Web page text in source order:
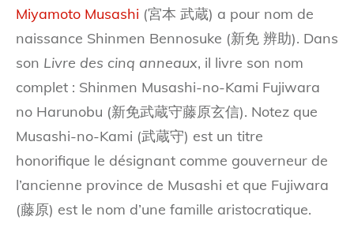
Miyamoto Musashi (宮本 武蔵) a pour nom de
naissance Shinmen Bennosuke (新免 辨助). Dans
son Livre des cinq anneaux, il livre son nom
complet : Shinmen Musashi-no-Kami Fujiwara
no Harunobu (新免武蔵守藤原玄信). Notez que
Musashi-no-Kami (武蔵守) est un titre
honorifique le désignant comme gouverneur de
l’ancienne province de Musashi et que Fujiwara
(藤原) est le nom d’une famille aristocratique.